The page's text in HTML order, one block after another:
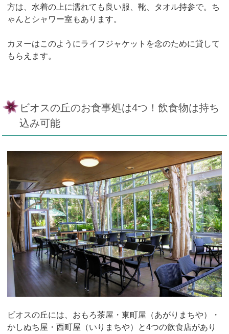
方は、水着の上に濡れても良い服、靴、タオル持参で。ち
ゃんとシャワー室もあります。
カヌーはこのようにライフジャケットを念のために貸して
もらえます。
ビオスの丘のお食事処は4つ！飲食物は持ち
込み可能
ビオスの丘には、おもろ茶屋・東町屋（あがりまちや）・
かしぬち屋・西町屋（いりまちや）と4つの飲食店があり